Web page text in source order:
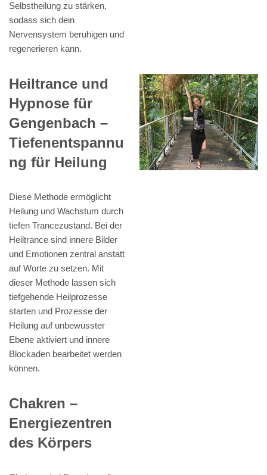
Selbstheilung zu stärken,
sodass sich dein
Nervensystem beruhigen und
regenerieren kann.
Heiltrance und
Hypnose für
Gengenbach –
Tiefenentspannu
ng für Heilung
Diese Methode ermöglicht
Heilung und Wachstum durch
tiefen Trancezustand. Bei der
Heiltrance sind innere Bilder
und Emotionen zentral anstatt
auf Worte zu setzen. Mit
dieser Methode lassen sich
tiefgehende Heilprozesse
starten und Prozesse der
Heilung auf unbewusster
Ebene aktiviert und innere
Blockaden bearbeitet werden
können.
Chakren –
Energiezentren
des Körpers